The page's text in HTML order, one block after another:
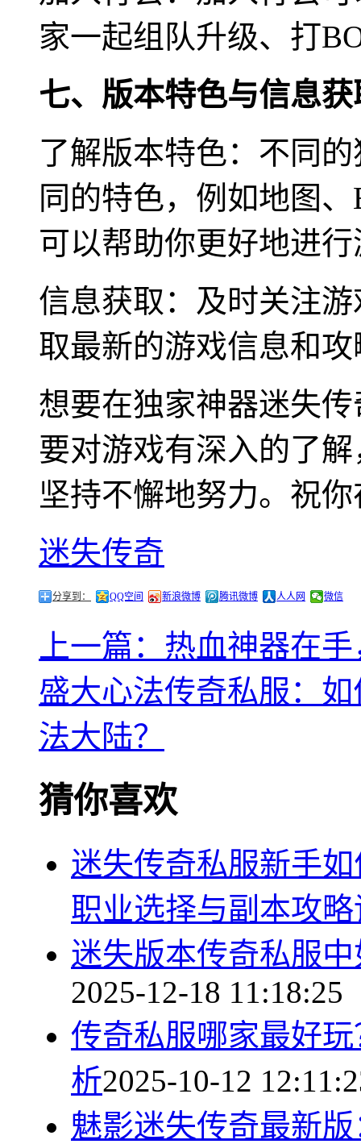
家一起组队升级、打
七、版本特色与信息获
了解版本特色：不同
同的特色，例如地图
可以帮助你更好地进
信息获取：及时关注
取最新的游戏信息和攻
想要在独家神器迷失
要对游戏有深入的了
坚持不懈地努力。祝
迷失传奇
分享到： QQ空间 新浪微博 腾讯微博 人人网 微信
上一篇：热血神器在
盛大心法传奇私服：
法大陆？
猜你喜欢
迷失传奇私服新手
职业选择与副本攻
迷失版本传奇私服
2025-12-18 11:18:25
传奇私服哪家最好
析2025-10-12
魅影迷失传奇最新